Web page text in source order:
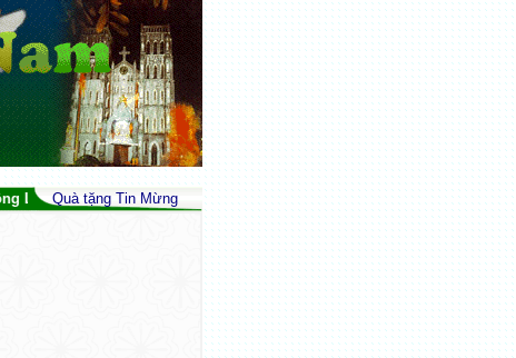
Lý và Tình Liên Đới (Is 32,17; Gc 3,18; Srs 39) - Peace As The Fruit Of
Quà tặng Tin Mừng